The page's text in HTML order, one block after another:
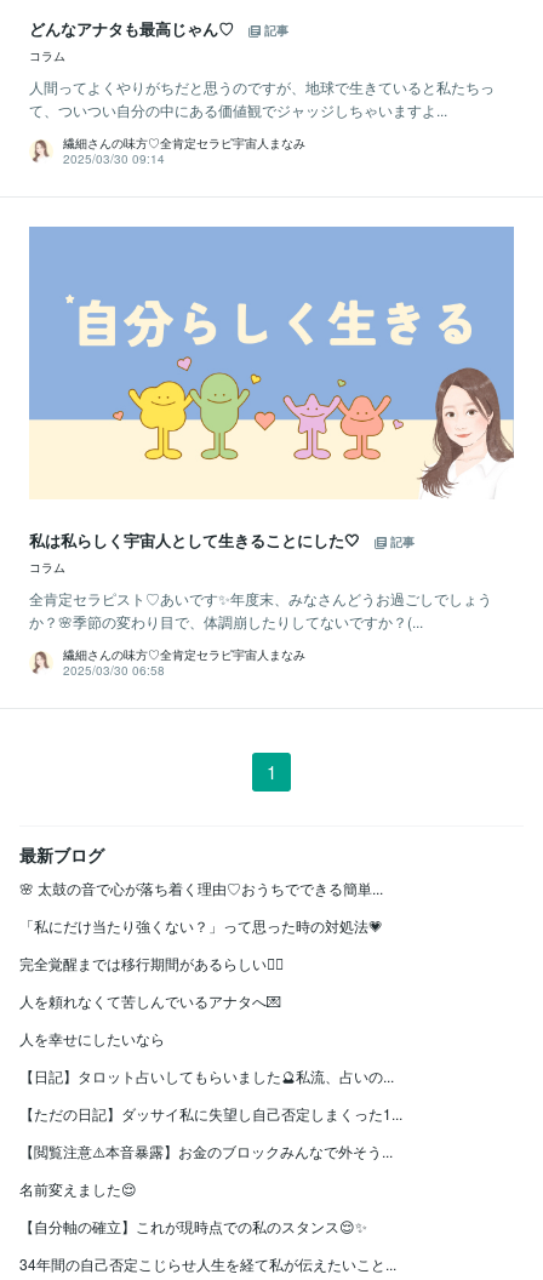
どんなアナタも最高じゃん♡
記事
コラム
人間ってよくやりがちだと思うのですが、地球で生きていると私たちっ
て、ついつい自分の中にある価値観でジャッジしちゃいますよ...
繊細さんの味方♡全肯定セラピ宇宙人まなみ
2025/03/30 09:14
私は私らしく宇宙人として生きることにした🤍
記事
コラム
全肯定セラピスト♡あいです✨年度末、みなさんどうお過ごしでしょう
か？🌸季節の変わり目で、体調崩したりしてないですか？(...
繊細さんの味方♡全肯定セラピ宇宙人まなみ
2025/03/30 06:58
1
最新ブログ
🌸 太鼓の音で心が落ち着く理由♡おうちでできる簡単...
「私にだけ当たり強くない？」って思った時の対処法💗
完全覚醒までは移行期間があるらしい😶‍🌫️
人を頼れなくて苦しんでいるアナタへ💌
人を幸せにしたいなら
【日記】タロット占いしてもらいました🔮私流、占いの...
【ただの日記】ダッサイ私に失望し自己否定しまくった1...
【閲覧注意⚠️本音暴露】お金のブロックみんなで外そう...
名前変えました😌
【自分軸の確立】これが現時点での私のスタンス😌✨
34年間の自己否定こじらせ人生を経て私が伝えたいこと...